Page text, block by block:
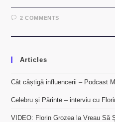
2 COMMENTS
Articles
Cât câștigă influencerii – Podcast
Celebru și Părinte – interviu cu
VIDEO: Florin Grozea la Vreau Să